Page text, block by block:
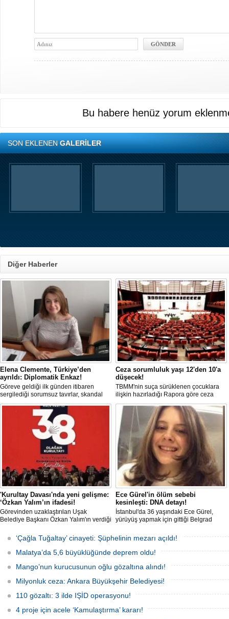
Bu habere henüz yorum
SON EKLENENGALERİLER
Diğer Haberler
Elena Clemente, Türkiye’den
ayrıldı: Diplomatik Enkaz!
Göreve geldiği ilk günden itibaren
sergilediği sorumsuz tavırlar, skandal
kararlar ve özellikle Türk öğrencilere
uyguladığı vize ambargosuyla tepkilerin
odağında olan İtalya’nın İstanbul
Başkonsolosu Elena Clemente’nin
Türkiye’deki görevi nihayet sona erdi.
Ceza sorumluluk yaşı 12'den 10'a
düşecek!
TBMM'nin suça sürüklenen çocuklara
ilişkin hazırladığı Rapora göre ceza
sorumluluğu yaşının; 12'den 10'a
düşürülmesi planlanıyor.
'Kurultay Davası'nda yeni gelişme:
‘Özkan Yalım’ın ifadesi!
Görevinden uzaklaştırılan Uşak
Belediye Başkanı Özkan Yalım'ın verdiği
Ece Gürel'in ölüm sebebi
kesinleşti: DNA detayı!
İstanbul'da 36 yaşındaki Ece Gürel,
yürüyüş yapmak için gittiği Belgrad
karıştı. 4 gün sonra sağ bulunan ancak
kaldırıldığı hastanede hayatını
kaybeden Ece'nin ölümüyle ilgili
soruşturma tamamlanırken, dikkat
çeken detaylar yer aldı.
‘Çağla Tuğaltay’ cinayeti: Şüphelinin mezarı açıldı!
Malatya’da 5,6 büyüklüğünde deprem oldu!
Mango’nun kurucusunun oğlu gözaltına alındı!
Milyonluk ceza: Ankara Büyükşehir Belediyesi!
110 gözaltı: 3 ilde IŞİD operasyonu!
4 proje için acele ‘Kamulaştırma’ kararı!